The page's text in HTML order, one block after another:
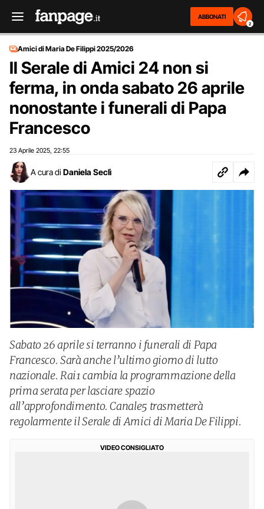
ABBONATI
2
Amici di Maria De Filippi 2025/2026
Il Serale di Amici 24 non si
ferma, in onda sabato 26 aprile
nonostante i funerali di Papa
Francesco
23 Aprile 2025 22:55
A cura di Daniela Seclì
Sabato 26 aprile si terranno i funerali di Papa
Francesco. Sarà anche l’ultimo giorno di lutto
nazionale. Rai1 cambia la programmazione della
prima serata per lasciare spazio
all’approfondimento. Canale5 trasmetterà
regolarmente il Serale di Amici di Maria De Filippi.
VIDEO CONSIGLIATO